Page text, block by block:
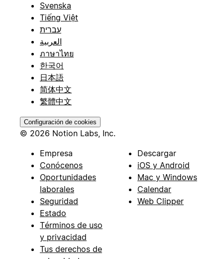
Svenska
Tiếng Việt
עברית
العربية
ภาษาไทย
한국어
日本語
简体中文
繁體中文
Configuración de cookies
© 2026 Notion Labs, Inc.
Empresa
Conócenos
Oportunidades
laborales
Seguridad
Estado
Términos de uso
y privacidad
Tus derechos de
Descargar
iOS y Android
Mac y Windows
Calendar
Web Clipper